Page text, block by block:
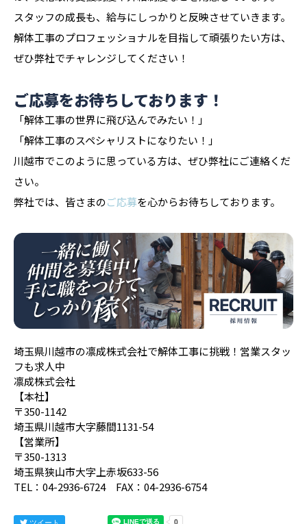
スタッフの成長も、給与にしっかりと反映させていきます。
解体工事のプロフェッショナルを目指して頑張りたい方は、
ぜひ弊社でチャレンジしてください！
ご応募をお待ちしております！
「解体工事の世界に飛び込んでみたい！」
「解体工事のスペシャリストになりたい！」
川越市でこのように思っている方は、ぜひ弊社にご連絡くだ
さい。
弊社では、皆さまのご応募を心からお待ちしております。
埼玉県川越市の凛成株式会社で解体工事に挑戦！営業スタッ
フも求人中
凛成株式会社
【本社】
〒350-1142
埼玉県川越市大字藤間1131-54
【営業所】
〒350-1313
埼玉県狭山市大字上赤坂633-56
TEL：04-2936-6724 FAX：04-2936-6754